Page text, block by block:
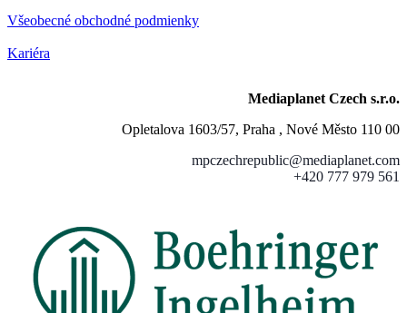
Všeobecné obchodné podmienky
Kariéra
Mediaplanet Czech s.r.o.
Opletalova 1603/57, Praha , Nové Město 110 00
mpczechrepublic@mediaplanet.com
+420 777 979 561